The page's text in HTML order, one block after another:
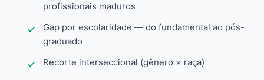
profissionais maduros
Gap por escolaridade — do fundamental ao pós-
graduado
Recorte interseccional (gênero × raça)